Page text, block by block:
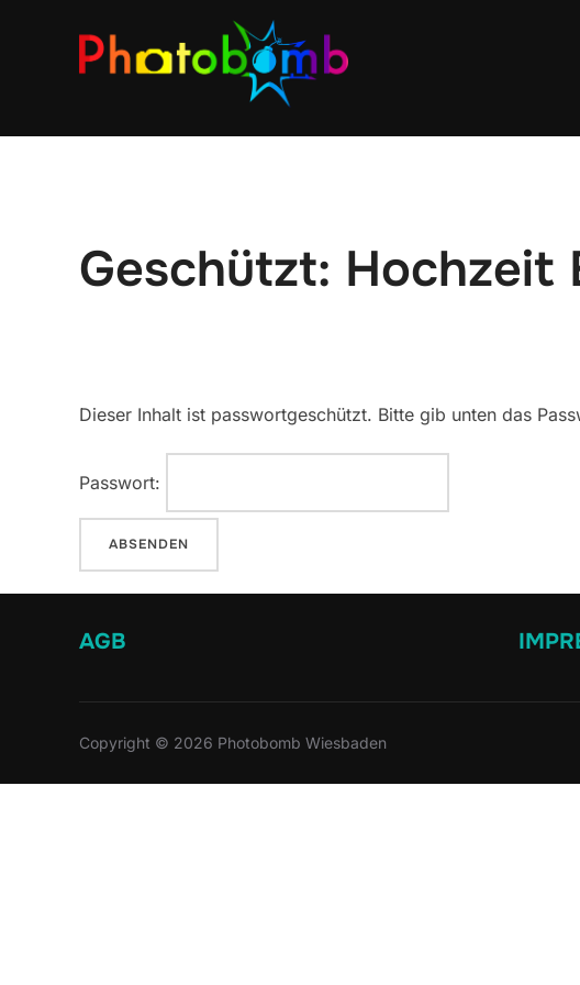
Geschützt: Hochzeit
Dieser Inhalt ist passwortgeschützt. Bitte gib unten das
Passwort:
AGB
Copyright © 2026 Photobomb Wiesbaden